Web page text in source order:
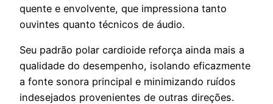
quente e envolvente, que impressiona tanto
ouvintes quanto técnicos de áudio.
Seu padrão polar cardioide reforça ainda mais a
qualidade do desempenho, isolando eficazmente
a fonte sonora principal e minimizando ruídos
indesejados provenientes de outras direções.